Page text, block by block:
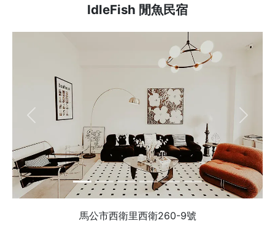
IdleFish 閒魚民宿
Previous Next
馬公市西衛里西衛260-9號